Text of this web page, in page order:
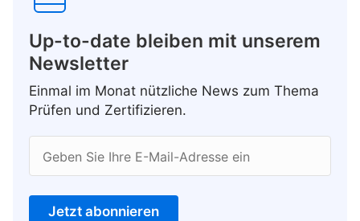
Up-to-date bleiben mit unserem
Newsletter
Einmal im Monat nützliche News zum Thema
Prüfen und Zertifizieren.
Geben Sie Ihre E-Mail-Adresse ein
Jetzt abonnieren